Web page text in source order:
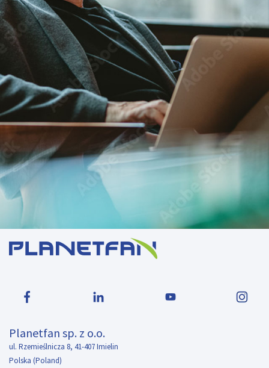
Planetfan sp. z o.o.
ul. Rzemieślnicza 8, 41-407 Imielin
Polska (Poland)